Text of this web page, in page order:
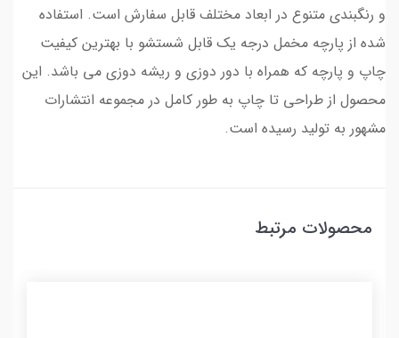
و رنگبندی متنوع در ابعاد مختلف قابل سفارش است. استفاده
شده از پارچه مخمل درجه یک قابل شستشو با بهترین کیفیت
چاپ و پارچه که همراه با دور دوزی و ریشه دوزی می باشد. این
محصول از طراحی تا چاپ به طور کامل در مجموعه انتشارات
مشهور به تولید رسیده است.
محصولات مرتبط